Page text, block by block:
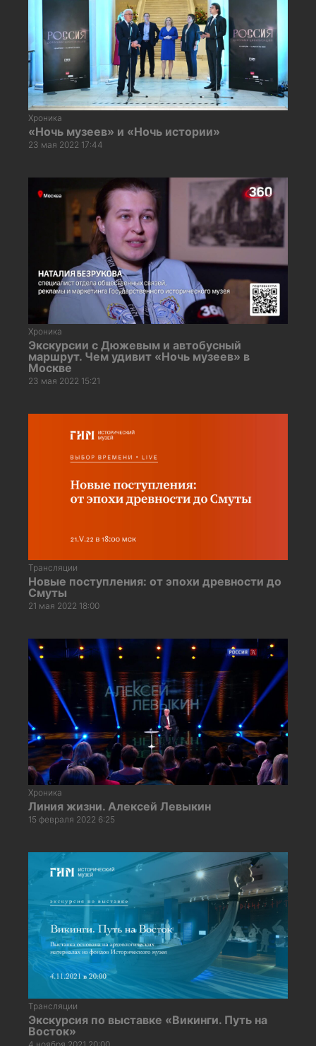
Хроника
«Ночь музеев» и «Ночь истории»
23 мая 2022 17:44
Хроника
Экскурсии с Дюжевым и автобусный
маршрут. Чем удивит «Ночь музеев» в
Москве
23 мая 2022 15:21
Трансляции
Новые поступления: от эпохи древности до
Смуты
21 мая 2022 18:00
Хроника
Линия жизни. Алексей Левыкин
15 февраля 2022 6:25
Трансляции
Экскурсия по выставке «Викинги. Путь на
Восток»